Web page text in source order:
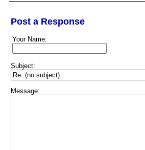
Post a Response
Your Name:
Subject:
Message: